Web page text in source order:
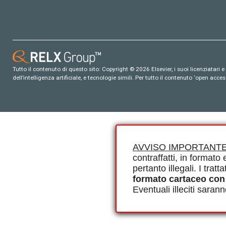
AVVISO
contraffatti, in formato
pertanto illegali. I
formato cartaceo
Eventuali illeciti
Tutto il contenuto di questo sito: Copyright © 2026 Elsevier, i suoi
dell’intelligenza artificiale, e tecnologie simili. Per tutto il contenuto ‘open